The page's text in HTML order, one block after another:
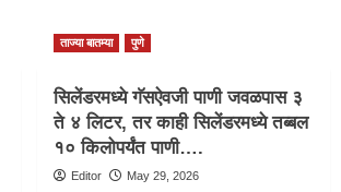
ताज्या बातम्या पुणे
सिलेंडरमध्ये गॅसऐवजी पाणी जवळपास ३
ते ४ लिटर, तर काही सिलेंडरमध्ये तब्बल
१० किलोपर्यंत पाणी….
Editor May 29, 2026